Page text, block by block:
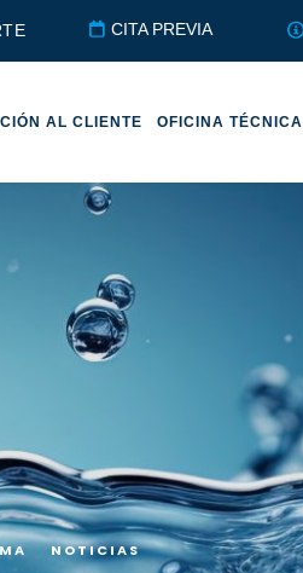
CITA PREVIA
AL CLIENTE OFICINA TÉCNICA
NOTICIAS